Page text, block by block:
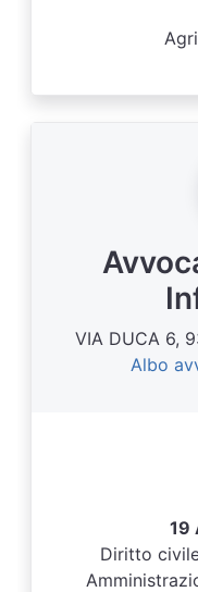
VIA DUCA 6,
Albo
19
Diritto